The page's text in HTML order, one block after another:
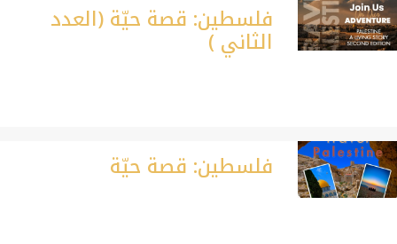
فلسطين: قصة حيّة (العدد
الثاني )
فلسطين: قصة حيّة